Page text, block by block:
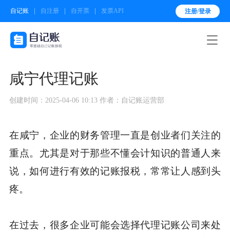
自记账 自注册 自开票 发票API 注册/登录

咸宁代理记账
创建时间：2025-04-06 10:13 作者：自记账运营部
在咸宁，企业的财务管理一直是创业者们关注的
重点。尤其是对于那些不懂会计知识的普通人来
说，如何进行有效的记账报税，常常让人感到头
疼。
在过去，很多企业可能会选择代理记账公司来处